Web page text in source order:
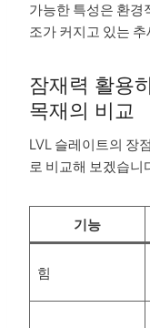
가능한 특성은 환경
조가 커지고 있는
잠재력 활용
목재의 비교
LVL 슬레이트의 장
로 비교해 보겠습니
기능
힘